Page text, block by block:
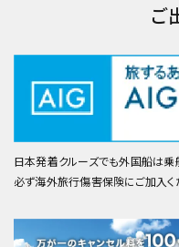
ご
日本発着クルーズでも外国船は乗
必ず海外旅行傷害保険にご加入く